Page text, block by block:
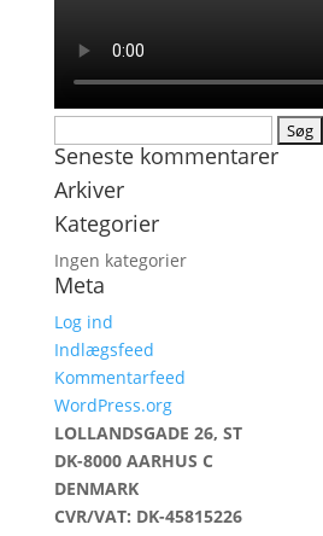
efter:
Seneste kommentarer
Arkiver
Kategorier
Ingen kategorier
Meta
Log ind
Indlægsfeed
Kommentarfeed
WordPress.org
LOLLANDSGADE 26, ST
DK-8000 AARHUS C
DENMARK
CVR/VAT: DK-45815226